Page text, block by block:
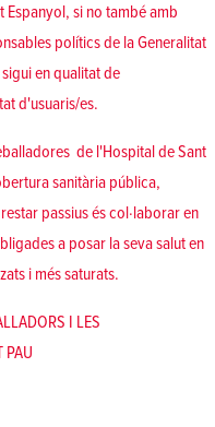
Espanyol, si no també amb
polítics de la Generalitat
en qualitat de
d'usuaris/es.
de l'Hospital de Sant
sanitària pública,
passius és col·laborar en
a posar la seva salut en
i més saturats.
I LES
PAU